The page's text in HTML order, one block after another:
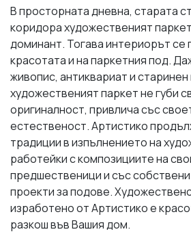
В просторната дневна, старата
коридора художественият
доминант. Тогава интериорът се
красотата и на паркетния под.
живопис, антиквариат и
художественият паркет не губи
оригиналност, привлича със
естественост. Артистико
традиции в изпълнението на
работейки с композициите на
предшественици и със
проекти за подове.
изработено от Артистико е
разкош във Вашия дом.